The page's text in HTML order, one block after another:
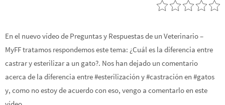
En el nuevo vídeo de Preguntas y Respuestas de un Veterinario –
MyFF tratamos respondemos este tema: ¿Cuál es la diferencia entre
castrar y esterilizar a un gato?. Nos han dejado un comentario
acerca de la diferencia entre #esterilización y #castración en #gatos
y, como no estoy de acuerdo con eso, vengo a comentarlo en este